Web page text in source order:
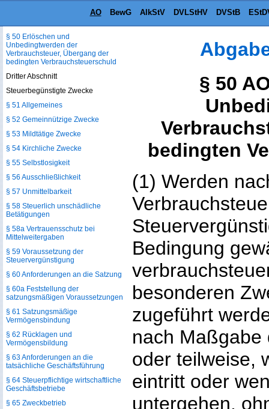
AO BewG AlkStV DVLStHV DVStB
§ 50
bedingten
(1) Werden
Bedingung
besonderen
zugeführt
nach Maßgabe
oder teilweise,
eintritt oder
untergehen,
§ 50 Erlöschen und
Unbedingtwerden der
Verbrauchsteuer, Übergang der
bedingten Verbrauchsteuerschuld
Dritter Abschnitt
Steuerbegünstigte Zwecke
§ 51 Allgemeines
§ 52 Gemeinnützige Zwecke
§ 53 Mildtätige Zwecke
§ 54 Kirchliche Zwecke
§ 55 Selbstlosigkeit
§ 56 Ausschließlichkeit
§ 57 Unmittelbarkeit
§ 58 Steuerlich unschädliche
Betätigungen
§ 58a Vertrauensschutz bei
Mittelweitergaben
§ 59 Voraussetzung der
Steuervergünstigung
§ 60 Anforderungen an die Satzung
§ 60a Feststellung der
satzungsmäßigen Voraussetzungen
§ 61 Satzungsmäßige
Vermögensbindung
§ 62 Rücklagen und
Vermögensbildung
§ 63 Anforderungen an die
tatsächliche Geschäftsführung
§ 64 Steuerpflichtige wirtschaftliche
Geschäftsbetriebe
§ 65 Zweckbetrieb